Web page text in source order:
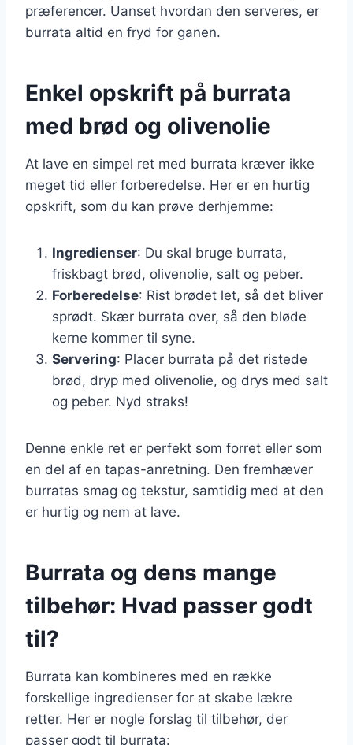
præferencer. Uanset hvordan den serveres, er
burrata altid en fryd for ganen.
Enkel opskrift på burrata
med brød og olivenolie
At lave en simpel ret med burrata kræver ikke
meget tid eller forberedelse. Her er en hurtig
opskrift, som du kan prøve derhjemme:
Ingredienser: Du skal bruge burrata,
friskbagt brød, olivenolie, salt og peber.
Forberedelse: Rist brødet let, så det bliver
sprødt. Skær burrata over, så den bløde
kerne kommer til syne.
Servering: Placer burrata på det ristede
brød, dryp med olivenolie, og drys med salt
og peber. Nyd straks!
Denne enkle ret er perfekt som forret eller som
en del af en tapas-anretning. Den fremhæver
burratas smag og tekstur, samtidig med at den
er hurtig og nem at lave.
Burrata og dens mange
tilbehør: Hvad passer godt
til?
Burrata kan kombineres med en række
forskellige ingredienser for at skabe lækre
retter. Her er nogle forslag til tilbehør, der
passer godt til burrata: